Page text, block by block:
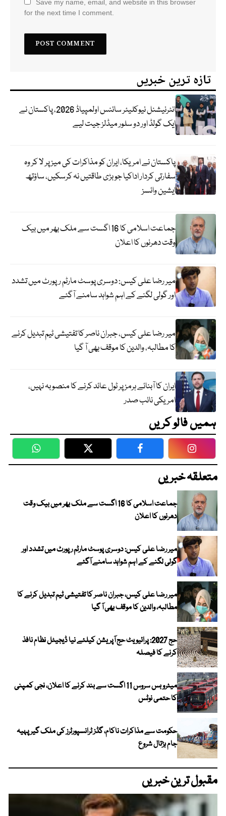
Save my name, email, and website in this browser
for the next time I comment.
تازہ ترین خبریں
انٹرنیشنل نیوکلیئر سائنس اولمپیاڈ 2026، پاکستان نے
ایک گولڈ اور دو سلور میڈلز جیت لیے
پاکستان نے امریکا، ایران کو مذاکرات کی میز پر لا کر وہ
سفارتی کردار اداکیا جو بڑی طاقتیں نہ کرسکیں، ساؤتھ
ایشین وائسز
جماعت اسلامی کا 16 اگست سے ملک بھر میں بیک
وقت دھرنوں کا اعلان
میر رضا علی کیس: دوسری پوسٹ مارٹم رپورٹ میں تشدد
اور گولی لگنے کے اہم شواہد سامنے آگئے
میر رضا علی کیس، جبران ناصر کا تفتیشی ٹیم تبدیل کرنے
کا مطالبہ، والدین کا موقف بھی آ گیا
ایران کا آبنائے ہرمز پر ٹول عائد کرنے کا منصوبہ نہیں،
امریکی نائب صدر
ہمیں فالو کریں
WhatsApp Twitter Facebook
متعلقہ خبریں
جماعت اسلامی کا 16 اگست سے ملک بھر میں بیک وقت
دھرنوں کا اعلان
میر رضا علی کیس: دوسری پوسٹ مارٹم رپورٹ میں تشدد اور
گولی لگنے کے اہم شواہد سامنے آگئے
میر رضا علی کیس، جبران ناصر کا تفتیشی ٹیم تبدیل کرنے کا
مطالبہ، والدین کا موقف بھی آ گیا
حج 2027: پرائیویٹ حج آپریشن کیلئے نیا ڈیجیٹل نظام نافذ
کرنے کا فیصلہ
میٹرو بس سروس 11 اگست سے بند کرنے کا اعلان، نجی کمپنی
کا حتمی نوٹس
حکومت سے مذاکرات ناکام، گڈز ٹرانسپورٹرز کی ملک گیر پہیہ
جام ہڑتال شروع
مقبول ترین خبریں